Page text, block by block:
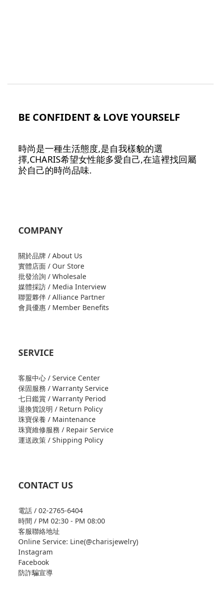
BE CONFIDENT & LOVE YOURSELF
時尚是一種生活態度,是自我樣貌的選
擇,CHARIS希望女性能多愛自己,在這裡找回屬
於自己的時尚品味.
COMPANY
關於品牌 / About Us
實體店面 / Our Store
批發洽詢 / Wholesale
媒體採訪 / Media Interview
聯盟夥伴 / Alliance Partner
會員優惠 / Member Benefits
SERVICE
客服中心 / Service Center
保固服務 / Warranty Service
七日鑑賞 / Warranty Period
退換貨說明 / Return Policy
珠寶保養 / Maintenance
珠寶維修服務 / Repair Service
運送政策 / Shipping Policy
CONTACT US
電話 / 02-2765-6404
時間 / PM 02:30 - PM 08:00
客服聯絡地址
Online Service: Line(@charisjewelry)
Instagram
Facebook
防詐騙宣導